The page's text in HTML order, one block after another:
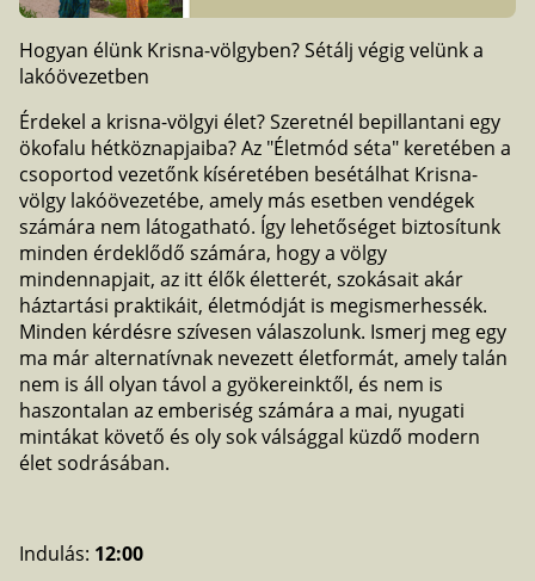
Hogyan élünk Krisna-völgyben? Sétálj végig velünk a
lakóövezetben
Érdekel a krisna-völgyi élet? Szeretnél bepillantani egy
ökofalu hétköznapjaiba? Az "Életmód séta" keretében a
csoportod vezetőnk kíséretében besétálhat Krisna-
völgy lakóövezetébe, amely más esetben vendégek
számára nem látogatható. Így lehetőséget biztosítunk
minden érdeklődő számára, hogy a völgy
mindennapjait, az itt élők életterét, szokásait akár
háztartási praktikáit, életmódját is megismerhessék.
Minden kérdésre szívesen válaszolunk. Ismerj meg egy
ma már alternatívnak nevezett életformát, amely talán
nem is áll olyan távol a gyökereinktől, és nem is
haszontalan az emberiség számára a mai, nyugati
mintákat követő és oly sok válsággal küzdő modern
élet sodrásában.
Indulás: 12:00